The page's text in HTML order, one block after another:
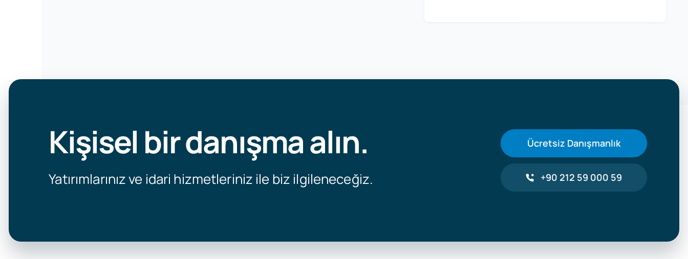
Kişisel bir danışma alın.
Yatırımlarınız ve idari hizmetleriniz ile biz ilgileneceğiz.
Ücretsiz Danışmanlık
+90 212 59 000 59